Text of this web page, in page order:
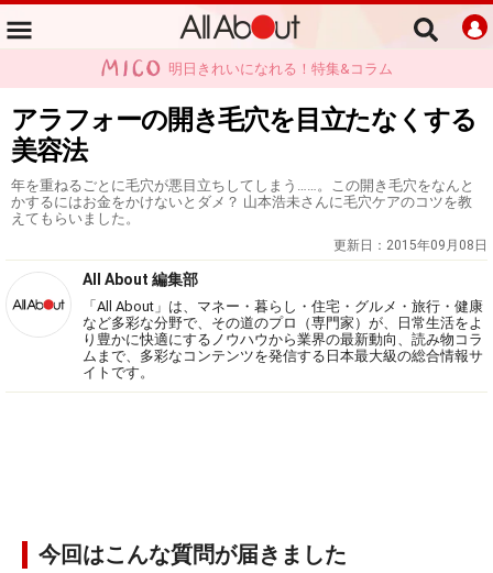
明日きれいになれる！特集&コラム
アラフォーの開き毛穴を目立たなくする
美容法
年を重ねるごとに毛穴が悪目立ちしてしまう……。この開き毛穴をなんと
かするにはお金をかけないとダメ？ 山本浩未さんに毛穴ケアのコツを教
えてもらいました。
更新日： 2015年09月08日
All About 編集部
「All About」は、マネー・暮らし・住宅・グルメ・旅行・健康
など多彩な分野で、その道のプロ（専門家）が、日常生活をよ
り豊かに快適にするノウハウから業界の最新動向、読み物コラ
ムまで、多彩なコンテンツを発信する日本最大級の総合情報サ
イトです。
今回はこんな質問が届きました